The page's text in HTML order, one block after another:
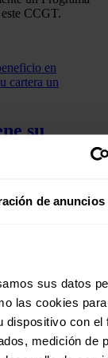
de anuncios
sus datos
las cookies para
dispositivo con el
medición de
CCGT.
su
junio y
por
a